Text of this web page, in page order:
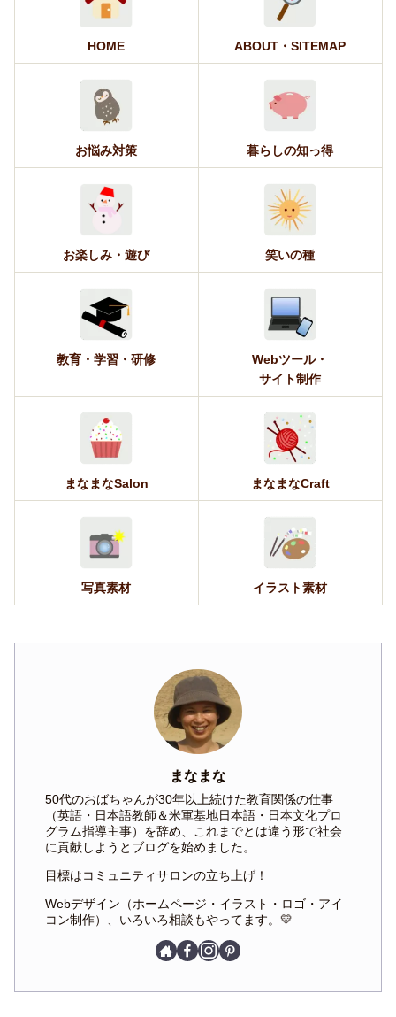
HOME ABOUT・SITEMAP
お悩み対策 暮らしの知っ得
お楽しみ・遊び 笑いの種
教育・学習・研修
Webツール・
サイト制作
まなまなSalon まなまなCraft
写真素材 イラスト素材
まなまな
50代のおばちゃんが30年以上続けた教育関係の仕事
（英語・日本語教師＆米軍基地日本語・日本文化プロ
グラム指導主事）を辞め、これまでとは違う形で社会
に貢献しようとブログを始めました。
目標はコミュニティサロンの立ち上げ！
Webデザイン（ホームページ・イラスト・ロゴ・アイ
コン制作）、いろいろ相談もやってます。💛